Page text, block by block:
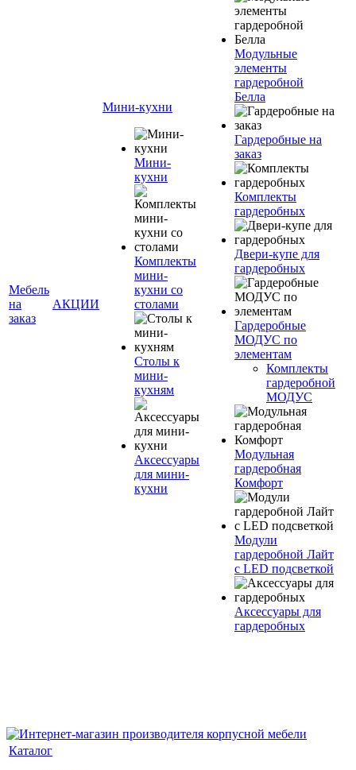
Мебель
на
заказ
АКЦИИ
Мини-кухни
Мини-
кухни
Комплекты
мини-
кухни со
столами
Столы к
мини-
кухням
Аксессуары
для мини-
кухни
Модульные
элементы
гардеробной
Белла
Гардеробные на
заказ
Комплекты
гардеробных
Двери-купе для
гардеробных
Гардеробные
МОДУС по
элементам
Комплекты
гардеробной
МОДУС
Модульная
гардеробная
Комфорт
Модули
гардеробной Лайт
с LED подсветкой
Аксессуары для
гардеробных
Каталог